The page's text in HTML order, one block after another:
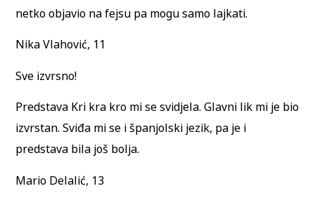
netko objavio na fejsu pa mogu samo lajkati.
Nika Vlahović, 11
Sve izvrsno!
Predstava Kri kra kro mi se svidjela. Glavni lik mi je bio
izvrstan. Sviđa mi se i španjolski jezik, pa je i
predstava bila još bolja.
Mario Delalić, 13